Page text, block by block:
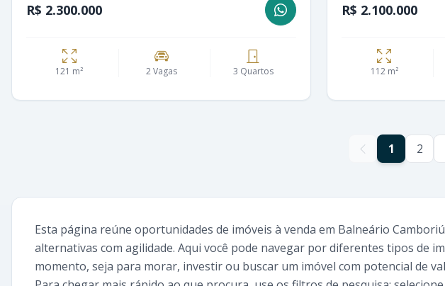
R$ 2.300.000
121 m² 2 Vagas 3 Quartos
R$ 2.100.000
112 m²
1 2
Esta página reúne oportunidades de imóveis à venda em Balneário
alternativas com agilidade. Aqui você pode navegar por diferentes tipos de
momento, seja para morar, investir ou buscar um imóvel com potencial de